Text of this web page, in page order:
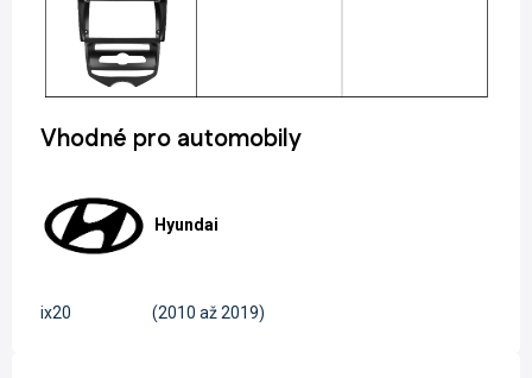
Vhodné pro automobily
Hyundai
ix20 (2010 až 2019)